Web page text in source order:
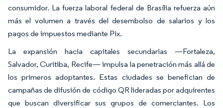
consumidor. La fuerza laboral federal de Brasília refuerza aún
más el volumen a través del desembolso de salarios y los
pagos de impuestos mediante Pix.
La expansión hacia capitales secundarias —Fortaleza,
Salvador, Curitiba, Recife— impulsa la penetración más allá de
los primeros adoptantes. Estas ciudades se benefician de
campañas de difusión de código QR lideradas por adquirentes
que buscan diversificar sus grupos de comerciantes. Los